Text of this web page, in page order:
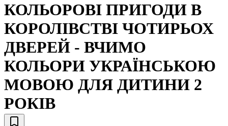
КОЛЬОРОВІ ПРИГОДИ В
КОРОЛІВСТВІ ЧОТИРЬОХ
ДВЕРЕЙ - ВЧИМО
КОЛЬОРИ УКРАЇНСЬКОЮ
МОВОЮ ДЛЯ ДИТИНИ 2
РОКІВ